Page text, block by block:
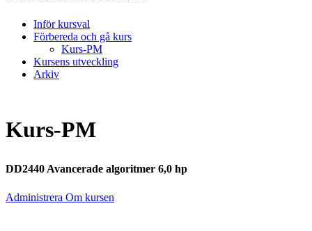
Inför kursval
Förbereda och gå kurs
Kurs-PM
Kursens utveckling
Arkiv
Kurs-PM
DD2440 Avancerade algoritmer 6,0 hp
Administrera Om kursen